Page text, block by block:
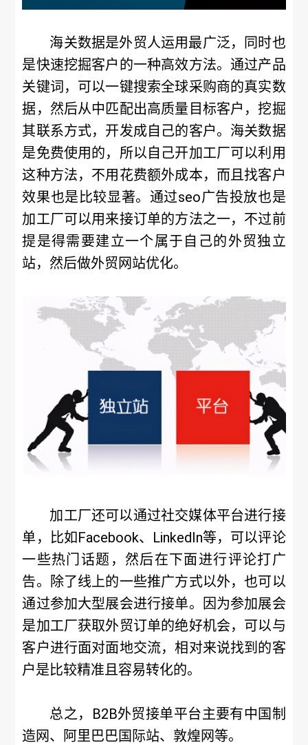
海关数据是外贸人运用最广泛，同时也
是快速挖掘客户的一种高效方法。通过产品
关键词，可以一键搜索全球采购商的真实数
据，然后从中匹配出高质量目标客户，挖掘
其联系方式，开发成自己的客户。海关数据
是免费使用的，所以自己开加工厂可以利用
这种方法，不用花费额外成本，而且找客户
效果也是比较显著。通过seo广告投放也是
加工厂可以用来接订单的方法之一，不过前
提是得需要建立一个属于自己的外贸独立
站，然后做外贸网站优化。
加工厂还可以通过社交媒体平台进行接
单，比如Facebook、LinkedIn等，可以评论
一些热门话题，然后在下面进行评论打广
告。除了线上的一些推广方式以外，也可以
通过参加大型展会进行接单。因为参加展会
是加工厂获取外贸订单的绝好机会，可以与
客户进行面对面地交流，相对来说找到的客
户是比较精准且容易转化的。
总之，B2B外贸接单平台主要有中国制
造网、阿里巴巴国际站、敦煌网等。